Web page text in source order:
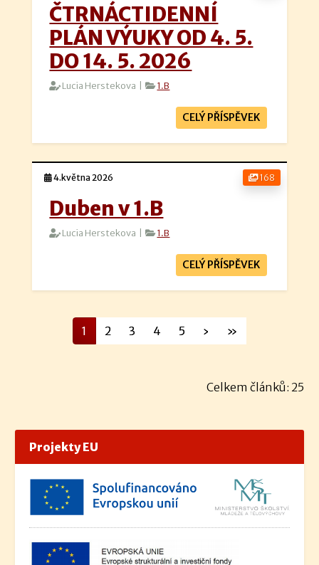
ČTRNÁCTIDENNÍ
PLÁN VÝUKY OD 4. 5.
DO 14. 5. 2026
Lucia Herstekova | 1.B
CELÝ PŘÍSPĚVEK
168
4.května 2026
Duben v 1.B
Lucia Herstekova | 1.B
CELÝ PŘÍSPĚVEK
1 2 3 4 5 › »
Celkem článků: 25
Projekty EU